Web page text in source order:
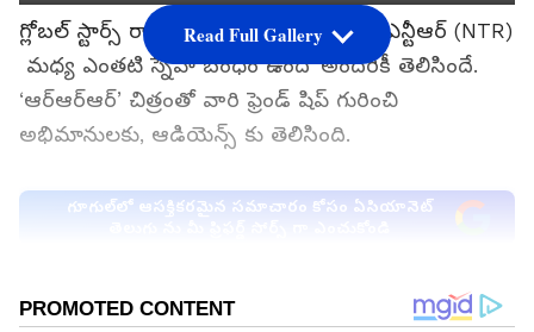
గ్లోబల్ స్టార్స్ రామ్ చరణ్ (Ram Charan), ఎన్టీఆర్ (NTR)
మధ్య ఎంతటి స్నేహ బంధం ఉందో అందరికీ తెలిసిందే.
‘ఆర్ఆర్ఆర్’ చిత్రంతో వారి ఫ్రెండ్ షిప్ గురించి
అభిమానులకు, ఆడియెన్స్ కు తెలిసింది.
గూగుల్‌లో ఆసక్తికరమైన సమాచారం కోసం ఏసియానెట్
Read Full Gallery